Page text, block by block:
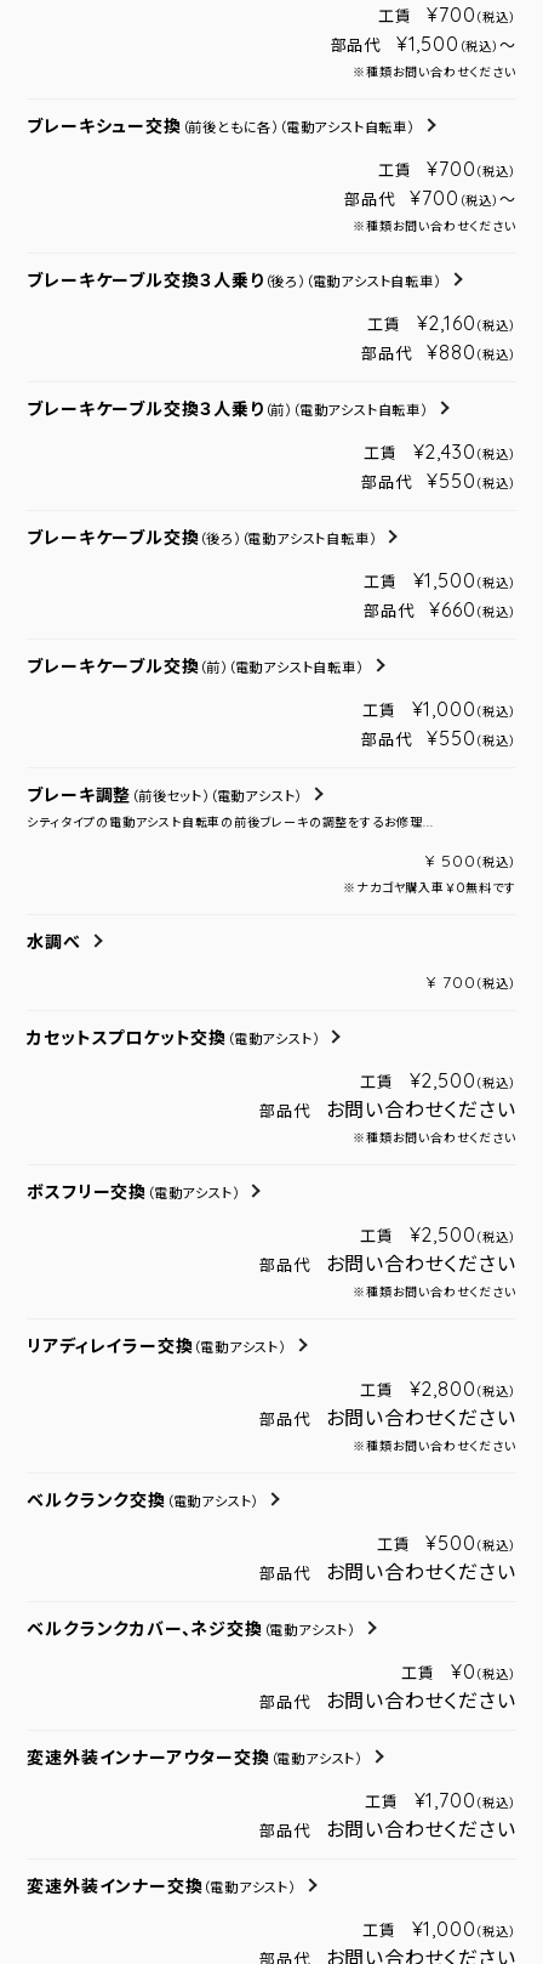
工賃 ¥700 （税込）
部品代 ¥1,500 （税込） ～
※種類お問い合わせください
ブレーキシュー交換 （前後ともに各） （電動アシスト自転車）
工賃 ¥700 （税込）
部品代 ¥700 （税込） ～
※種類お問い合わせください
ブレーキケーブル交換３人乗り （後ろ） （電動アシスト自転車）
工賃 ¥2,160 （税込）
部品代 ¥880 （税込）
ブレーキケーブル交換３人乗り （前） （電動アシスト自転車）
工賃 ¥2,430 （税込）
部品代 ¥550 （税込）
ブレーキケーブル交換 （後ろ） （電動アシスト自転車）
工賃 ¥1,500 （税込）
部品代 ¥660 （税込）
ブレーキケーブル交換 （前） （電動アシスト自転車）
工賃 ¥1,000 （税込）
部品代 ¥550 （税込）
ブレーキ調整 （前後セット） （電動アシスト）
シティタイプの電動アシスト自転車の前後ブレーキの調整をするお修理...
¥ 500 （税込）
※ナカゴヤ購入車￥０無料です
水調べ
¥ 700 （税込）
カセットスプロケット交換 （電動アシスト）
工賃 ¥2,500 （税込）
部品代 お問い合わせください
※種類お問い合わせください
ボスフリー交換 （電動アシスト）
工賃 ¥2,500 （税込）
部品代 お問い合わせください
※種類お問い合わせください
リアディレイラー交換 （電動アシスト）
工賃 ¥2,800 （税込）
部品代 お問い合わせください
※種類お問い合わせください
ベルクランク交換 （電動アシスト）
工賃 ¥500 （税込）
部品代 お問い合わせください
ベルクランクカバー、ネジ交換 （電動アシスト）
工賃 ¥0 （税込）
部品代 お問い合わせください
変速外装インナーアウター交換 （電動アシスト）
工賃 ¥1,700 （税込）
部品代 お問い合わせください
変速外装インナー交換 （電動アシスト）
工賃 ¥1,000 （税込）
部品代 お問い合わせください